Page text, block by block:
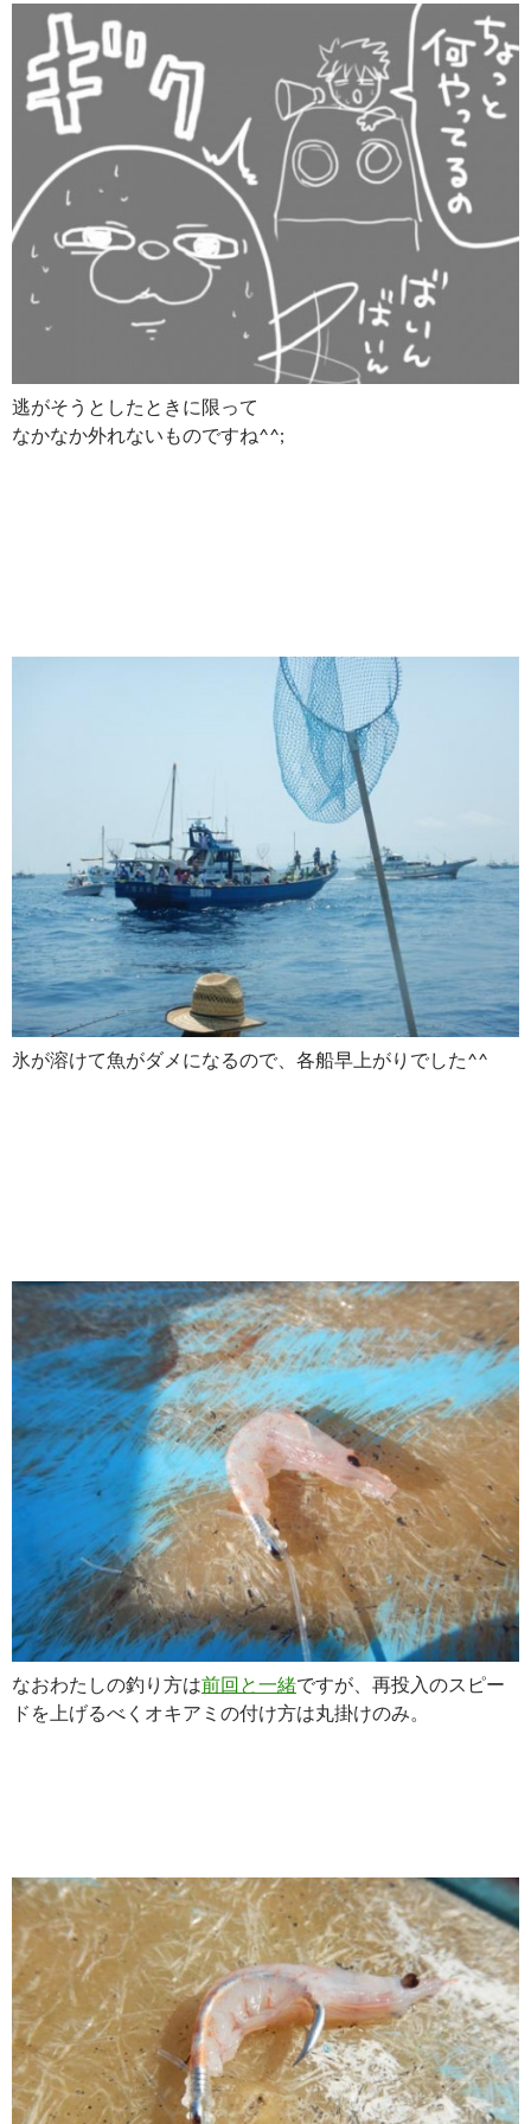
逃がそうとしたときに限って
なかなか外れないものですね^^;
氷が溶けて魚がダメになるので、各船早上がりでした^^
なおわたしの釣り方は前回と一緒ですが、再投入のスピー
ドを上げるべくオキアミの付け方は丸掛けのみ。